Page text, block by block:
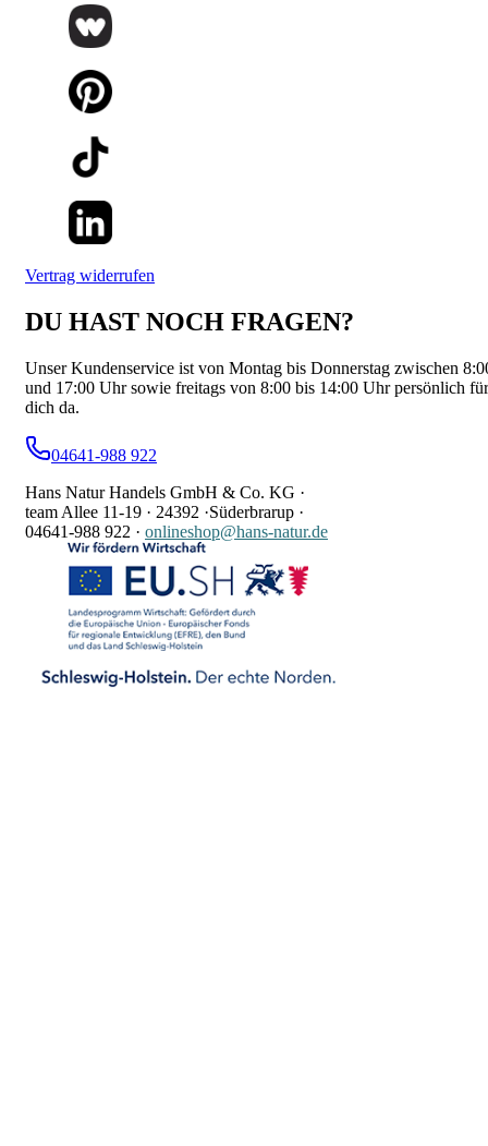
Vertrag widerrufen
DU HAST NOCH FRAGEN?
Unser Kundenservice ist von Montag bis Donnerstag zwischen
und 17:00 Uhr sowie freitags von 8:00 bis 14:00 Uhr persönlich für
dich da.
04641-988 922
Hans Natur Handels GmbH & Co. KG ·
team Allee 11-19 · 24392 ·Süderbrarup ·
04641-988 922 · onlineshop@hans-natur.de